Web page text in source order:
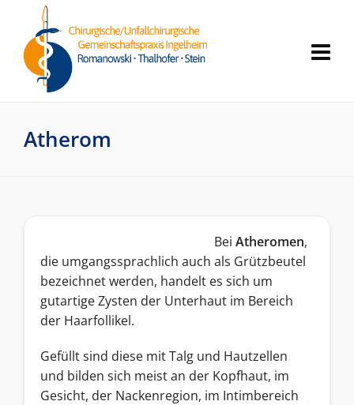
Atherom
Bei Atheromen,
die umgangssprachlich auch als Grützbeutel
bezeichnet werden, handelt es sich um
gutartige Zysten der Unterhaut im Bereich
der Haarfollikel.
Gefüllt sind diese mit Talg und Hautzellen
und bilden sich meist an der Kopfhaut, im
Gesicht, der Nackenregion, im Intimbereich